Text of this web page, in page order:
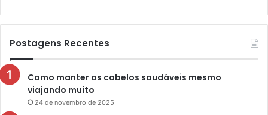
Postagens Recentes
Como manter os cabelos saudáveis mesmo
viajando muito
24 de novembro de 2025